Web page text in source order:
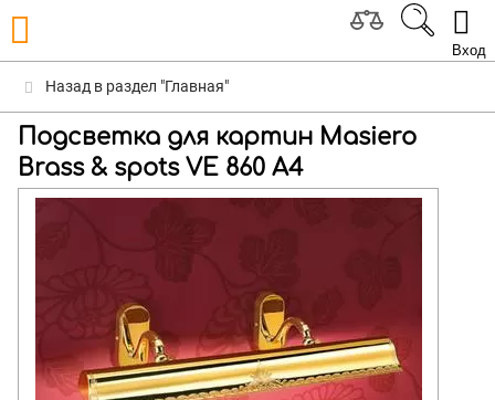
Вход
Назад в раздел "Главная"
Подсветка для картин Masiero
Brass & spots VE 860 A4